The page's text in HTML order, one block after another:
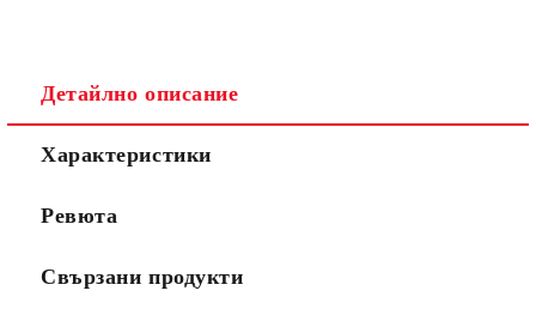
Съгласен съм сПолитиката за лични данни
Ние ще се свържем с вас в рамките на работния ден.
Детайлно описание
Характеристики
Ревюта
Свързани продукти